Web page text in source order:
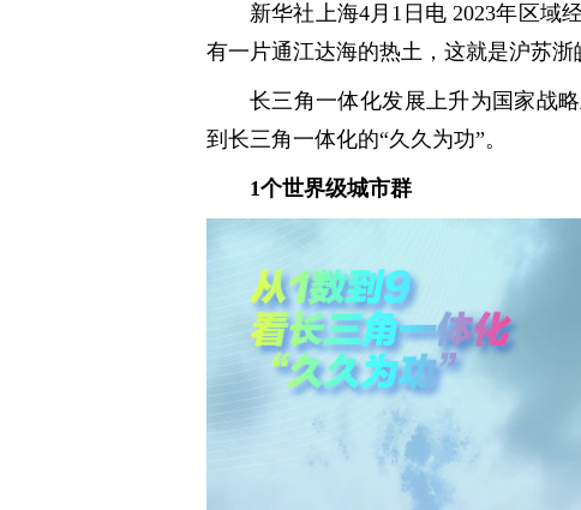
新华社上海4月1日电 2023年区域
有一片通江达海的热土，这就是沪苏浙
长三角一体化发展上升为国家战
到长三角一体化的“久久为功”。
1个世界级城市群